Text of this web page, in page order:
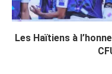
Les Haïtiens à